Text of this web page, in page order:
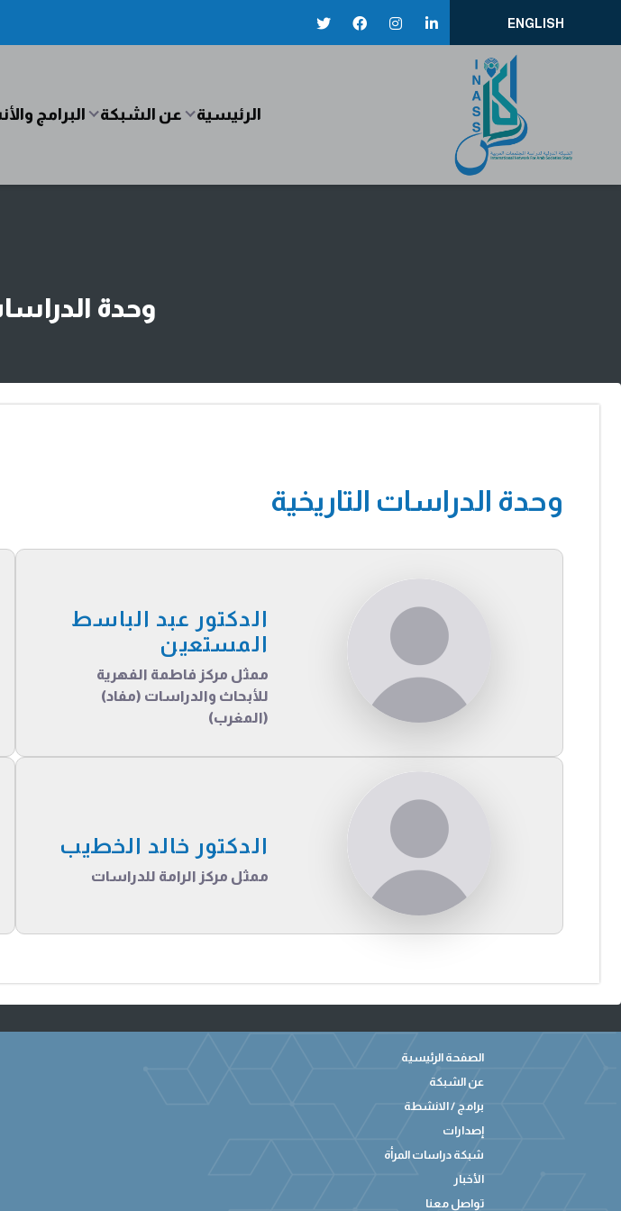
ENGLISH
الرئيسية عن الشبكة البرامج
وحدة
وحدة الدراسات التاريخية
الدكتور عبد الباسط
المستعين
ممثل مركز فاطمة الفهرية
للأبحاث والدراسات (مفاد)
(المغرب)
الدكتور خالد الخطيب
ممثل مركز الرامة للدراسات
الصفحة الرئيسية
عن الشبكة
برامج / الانشطة
إصدارات
شبكة دراسات المرأة
الأخبار
تواصل معنا